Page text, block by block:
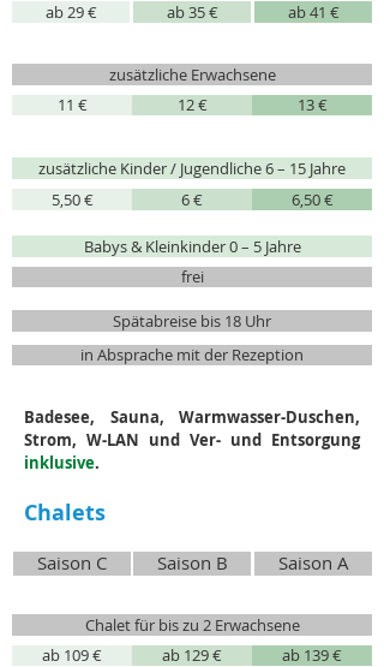
ab 29 € ab 35 € ab 41 €
zusätzliche Erwachsene
11 € 12 € 13 €
zusätzliche Kinder / Jugendliche 6 – 15 Jahre
5,50 €
6 € 6,50 €
Babys & Kleinkinder 0 – 5 Jahre
frei
Spätabreise bis 18 Uhr
in Absprache mit der Rezeption
Badesee, Sauna, Warmwasser-Duschen,
Strom, W-LAN und Ver- und Entsorgung
inklusive.
Chalets
Saison C Saison B Saison A
Chalet für bis zu 2 Erwachsene
ab 109 € ab 129 € ab 139 €